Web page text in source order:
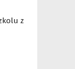
z